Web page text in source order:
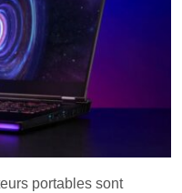
portables sont